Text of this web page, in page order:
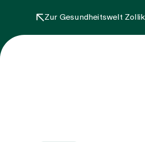
Zur Gesundheitswelt